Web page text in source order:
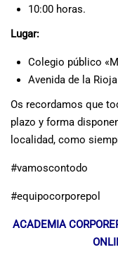
10:00 horas.
Lugar:
Colegio público
Avenida de la
Os recordamos que
plazo y forma
localidad, como
#vamoscontodo
#equipocorporepol
ACADEMIA